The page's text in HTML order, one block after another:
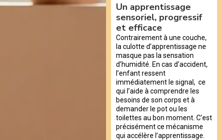
Un apprentissage
sensoriel, progressif
et efficace
Contrairement à une couche,
la culotte d’apprentissage ne
masque pas la sensation
d’humidité. En cas d’accident,
l’enfant ressent
immédiatement le signal, ce
qui l’aide à comprendre les
besoins de son corps et à
demander le pot ou les
toilettes au bon moment. C’est
précisément ce mécanisme
qui accélère l’apprentissage.